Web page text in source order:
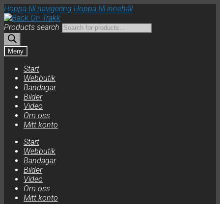
Hoppa till navigering Hoppa till innehåll
Products search
Meny
Start
Webbutik
Bandagar
Bilder
Video
Om oss
Mitt konto
Start
Webbutik
Bandagar
Bilder
Video
Om oss
Mitt konto